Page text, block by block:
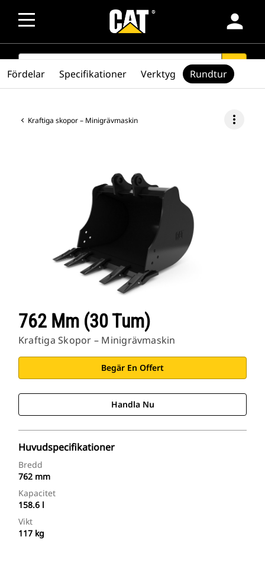
person
SEARCH search
Kraftiga skopor – Minigrävmaskin more_vert
762 Mm (30 Tum)
Kraftiga Skopor – Minigrävmaskin
Begär En Offert
Handla Nu
Huvudspecifikationer
Bredd
762 mm
Kapacitet
158.6 l
Vikt
117 kg
Fördelar Specifikationer Verktyg Rundtur